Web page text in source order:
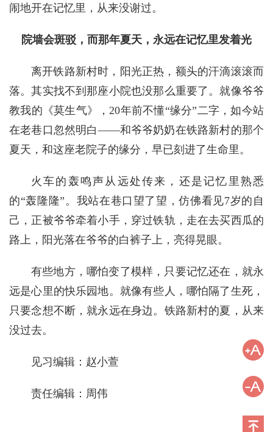
闹地开在记忆里，从来没谢过。
院墙会斑驳，而那年夏天，永远在记忆里发着光
离开铁路新村时，阳光正热，额头的汗滴滚滚而
落。其实找不到那座小院也没那么重要了。就像爷爷
教我的《莫生气》，20年前不懂“缘分”二字，如今站
在老巷口忽然明白——和爷爷奶奶在铁路新村的那个
夏天，和这座老院子的缘分，早已刻进了生命里。
火车的轰鸣声从远处传来，还是记忆里熟悉
的“轰隆隆”。我站在巷口望了望，仿佛看见7岁的自
己，正被爷爷牵着小手，穿过铁轨，走在去买西瓜的
路上，阳光落在爷爷的白裤子上，亮得晃眼。
有些地方，哪怕变了模样，只要记忆还在，就永
远是心里的快乐园地。就像有些人，哪怕隔了生死，
只要念想不断，就永远在身边。铁路新村的夏，从来
没过去。
见习编辑：赵小萱
责任编辑：周伟